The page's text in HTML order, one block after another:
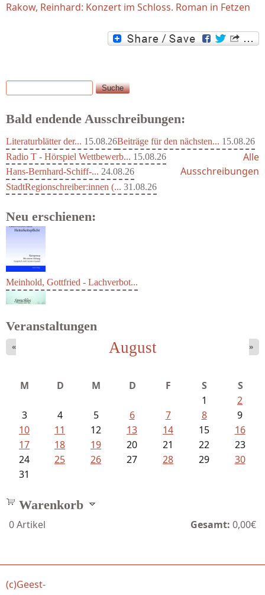
Rakow, Reinhard: Konzert im Schloss. Roman in Fetzen
Suchformular
Suche
Bald endende Ausschreibungen:
Literaturblätter der... 15.08.26Beiträge für den nächsten... 15.08.26
Radio T - Hörspiel Wettbewerb... 15.08.26
Hans-Bernhard-Schiff-... 24.08.26
StadtRegionschreiber:innen (... 31.08.26
Alle
Ausschreibungen
Neu erschienen:
Meinhold, Gottfried - Lachverbot...
Veranstaltungen
August
« »
M D M D F S
S
1
2
3
4 5 6 7 8
9
10
11 12 13 14 15
16
17
18 19 20 21 22
23
24
25 26 27 28 29
30
31
Warenkorb
0Artikel Gesamt: 0,00€
(c)Geest-